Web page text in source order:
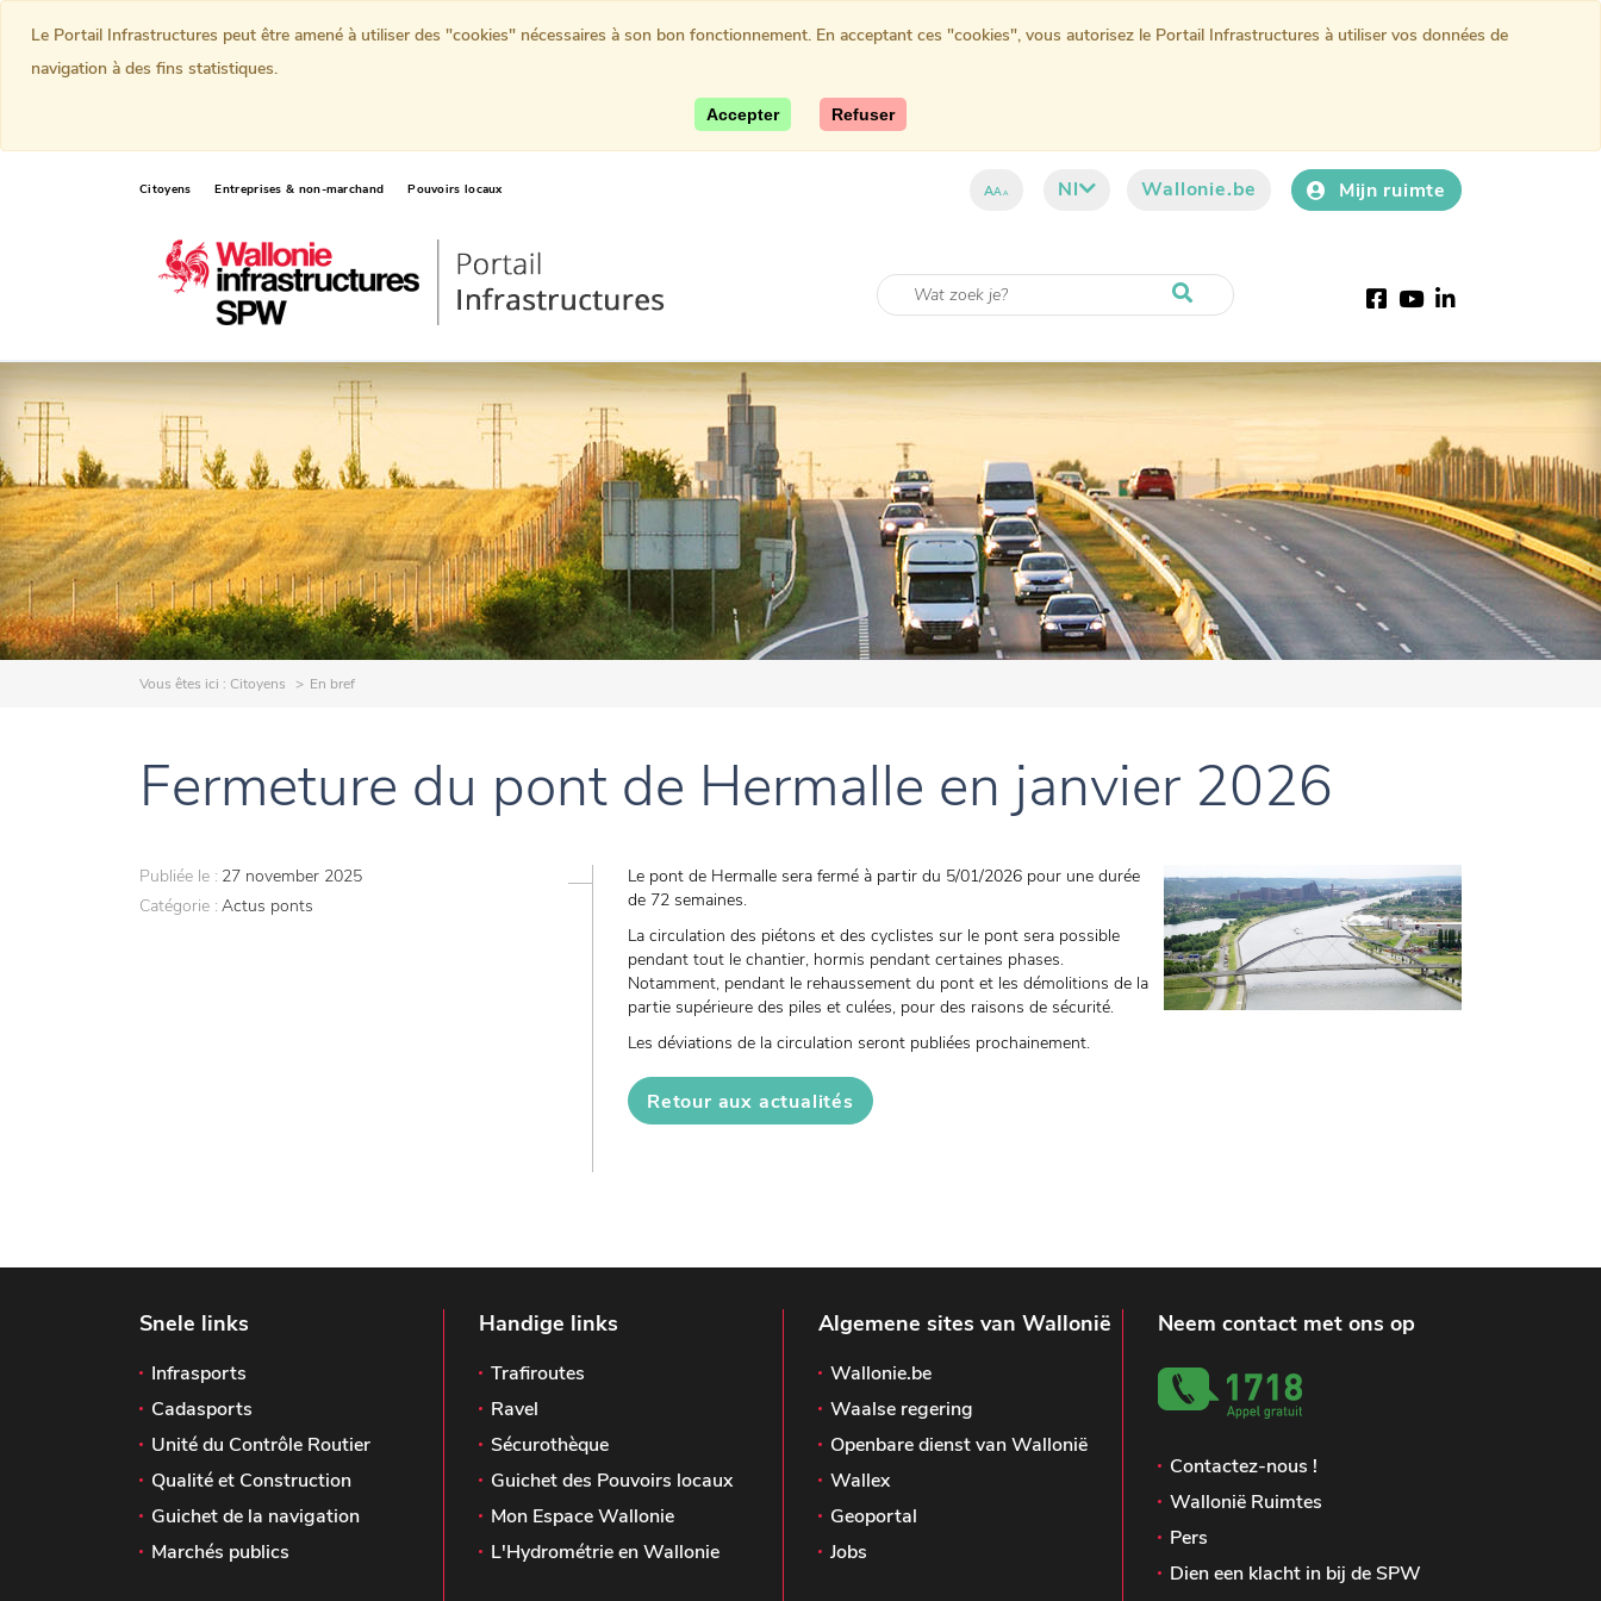
Citoyens Entreprises & non-marchand Pouvoirs locaux AAA Nl Wallonie.be Mijn ruimte
Facebook
YouTube
LinkedIn
Vous êtes ici : Citoyens En bref
Fermeture du pont de Hermalle en janvier 2026
Publiée le : 27 november 2025
Catégorie : Actus ponts
Le pont de Hermalle sera fermé à partir du 5/01/2026 pour une durée
de 72 semaines.
La circulation des piétons et des cyclistes sur le pont sera possible
pendant tout le chantier, hormis pendant certaines phases.
Notamment, pendant le rehaussement du pont et les démolitions de la
partie supérieure des piles et culées, pour des raisons de sécurité.
Les déviations de la circulation seront publiées prochainement.
Retour aux actualités
Snele links
Infrasports
Cadasports
Unité du Contrôle Routier
Qualité et Construction
Guichet de la navigation
Marchés publics
Handige links
Trafiroutes
Ravel
Sécurothèque
Guichet des Pouvoirs locaux
Mon Espace Wallonie
L'Hydrométrie en Wallonie
Algemene sites van Wallonië
Wallonie.be
Waalse regering
Openbare dienst van Wallonië
Wallex
Geoportal
Jobs
Neem contact met ons op
Contactez-nous !
Wallonië Ruimtes
Pers
Dien een klacht in bij de SPW
Le Portail Infrastructures peut être amené à utiliser des "cookies" nécessaires à son bon fonctionnement. En acceptant ces "cookies", vous autorisez le Portail Infrastructures à utiliser vos données de
navigation à des fins statistiques.
Accepter Refuser